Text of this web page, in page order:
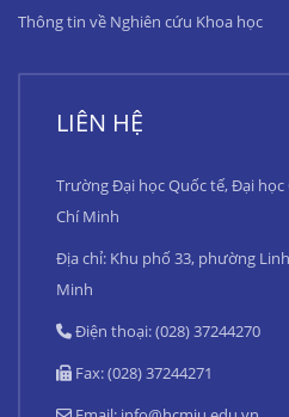
Thông tin về Nghiên cứu Khoa học
LIÊN HỆ
Trường Đại học Quốc tế, Đại
Chí Minh
Địa chỉ: Khu phố 33, phường
Minh
Điện thoại: (028) 37244270
Fax: (028) 37244271